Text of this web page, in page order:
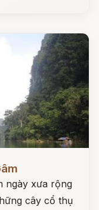
ngày xưa rộng
cây cổ thụ